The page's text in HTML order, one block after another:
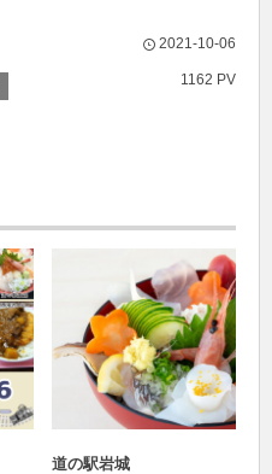
2021-10-06
1162 PV
道の駅岩城